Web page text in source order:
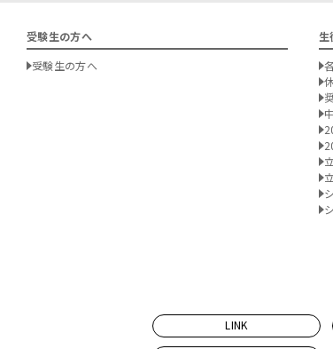
受験生の方へ
受験生の方へ
生
LINK